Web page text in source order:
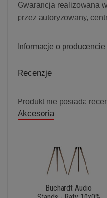
Gwarancja realizowana
przez autoryzowany,
Informacje o producencie
Recenzje
Produkt nie posiada
Akcesoria
Buchardt Audio